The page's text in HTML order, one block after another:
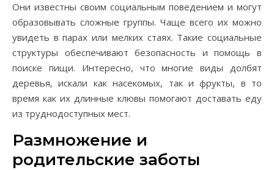
Они известны своим социальным поведением и могут
образовывать сложные группы. Чаще всего их можно
увидеть в парах или мелких стаях. Такие социальные
структуры обеспечивают безопасность и помощь в
поиске пищи. Интересно, что многие виды долбят
деревья, искали как насекомых, так и фрукты, в то
время как их длинные клювы помогают доставать еду
из труднодоступных мест.
Размножение и
родительские заботы